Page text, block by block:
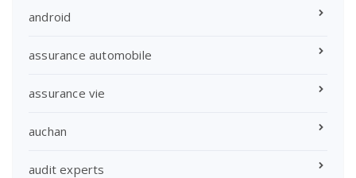
android
assurance automobile
assurance vie
auchan
audit experts